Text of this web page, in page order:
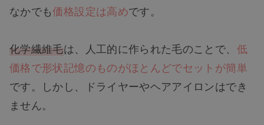
なかでも価格設定は高めです。
化学繊維毛は、人工的に作られた毛のことで、 低
価格で形状記憶のものがほとんどでセットが簡単
です。しかし、ドライヤーやヘアアイロンはでき
ません。